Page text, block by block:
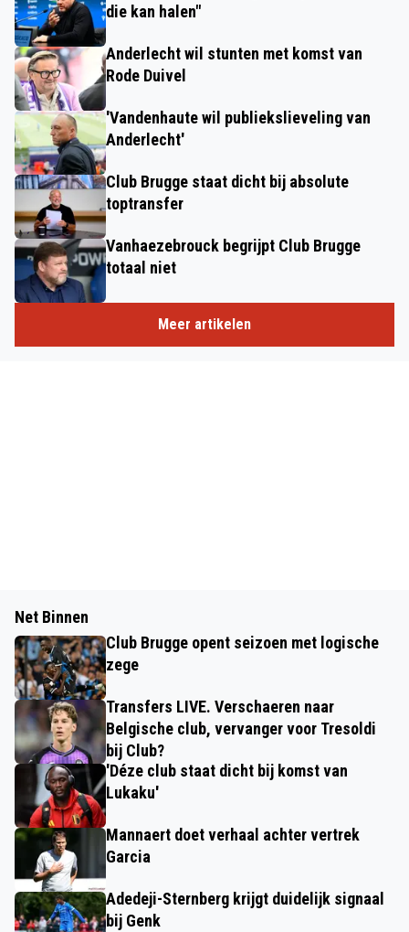
die kan halen"
Anderlecht wil stunten met komst van
Rode Duivel
'Vandenhaute wil publiekslieveling van
Anderlecht'
Club Brugge staat dicht bij absolute
toptransfer
Vanhaezebrouck begrijpt Club Brugge
totaal niet
Meer artikelen
Net Binnen
Club Brugge opent seizoen met logische
zege
Transfers LIVE. Verschaeren naar
Belgische club, vervanger voor Tresoldi
bij Club?
'Déze club staat dicht bij komst van
Lukaku'
Mannaert doet verhaal achter vertrek
Garcia
Adedeji-Sternberg krijgt duidelijk signaal
bij Genk